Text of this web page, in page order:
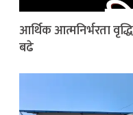
आर्थिक आत्मनिर्भरता
बढे